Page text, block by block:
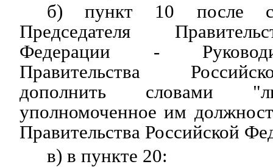
б) пункт 10 после
Председателя
Федерации -
Правительства
дополнить словами
уполномоченное им
Правительства Российской
в) в пункте 20: